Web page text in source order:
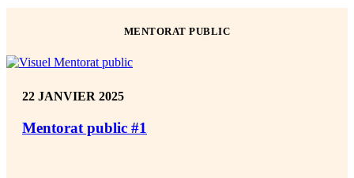
MENTORAT PUBLIC
22 JANVIER 2025
Mentorat public #1